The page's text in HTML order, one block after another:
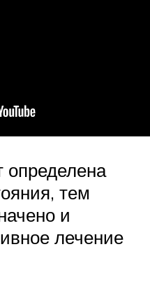
определена
тем
и
лечение